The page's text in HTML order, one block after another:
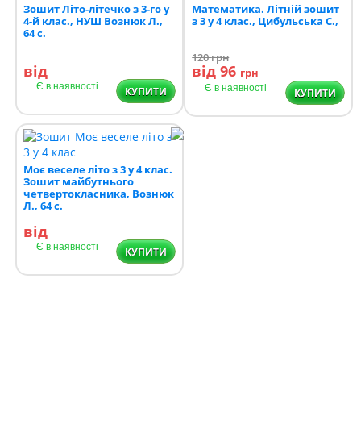
Зошит Літо-літечко з 3-го у
4-й клас., НУШ Вознюк Л.,
64 с.
від
Є в наявності КУПИТИ
Математика. Літній зошит
з 3 у 4 клас., Цибульська С.,
120грн
від 96 грн
Є в наявності КУПИТИ
Моє веселе літо з 3 у 4 клас.
Зошит майбутнього
четвертокласника, Вознюк
Л., 64 с.
від
Є в наявності КУПИТИ